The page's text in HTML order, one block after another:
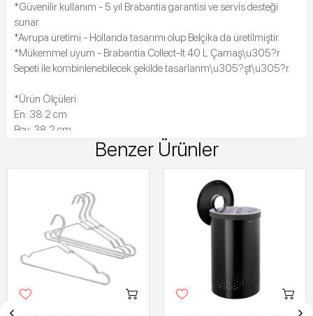
*Güvenilir kullanım - 5 yıl Brabantia garantisi ve servis desteği
sunar.
*Avrupa üretimi - Hollanda tasarımı olup Belçika da üretilmiştir.
*Mükemmel uyum - Brabantia Collect-It 40 L Çamaş\u305?r
Sepeti ile kombinlenebilecek şekilde tasarlanm\u305?şt\u305?r.
*Ürün Ölçüleri:
En: 38.2 cm
Boy: 38.2 cm
Benzer Ürünler